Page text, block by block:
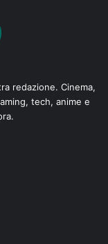
redazione. Cinema,
tech, anime e